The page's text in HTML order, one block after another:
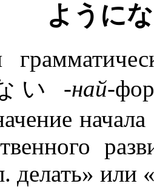
ように
い -най-
делать» или